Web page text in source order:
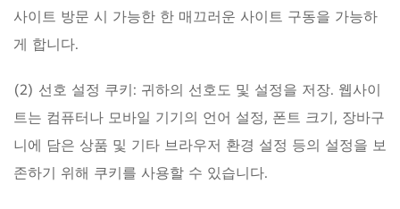
사이트 방문 시 가능한 한 매끄러운 사이트 구동을 가능하
게 합니다.
(2) 선호 설정 쿠키: 귀하의 선호도 및 설정을 저장. 웹사이
트는 컴퓨터나 모바일 기기의 언어 설정, 폰트 크기, 장바구
니에 담은 상품 및 기타 브라우저 환경 설정 등의 설정을 보
존하기 위해 쿠키를 사용할 수 있습니다.